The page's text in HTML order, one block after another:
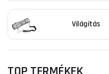
Világítás